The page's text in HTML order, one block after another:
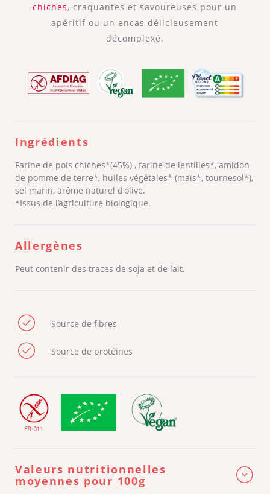
chiches, craquantes et savoureuses pour un
apéritif ou un encas délicieusement
décomplexé.
Ingrédients
Farine de pois chiches*(45%) , farine de lentilles*, amidon
de pomme de terre*, huiles végétales* (maïs*, tournesol*),
sel marin, arôme naturel d'olive.
*Issus de l’agriculture biologique.
Allergènes
Peut contenir des traces de soja et de lait.
Source de fibres
Source de protéines
Valeurs nutritionnelles
moyennes pour 100g